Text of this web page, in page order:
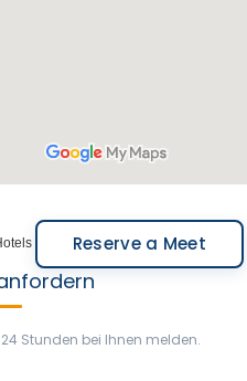
köstliches Mittagessen
Mittagessen.
Reserve a Meet
Stunden bei Ihnen melden.